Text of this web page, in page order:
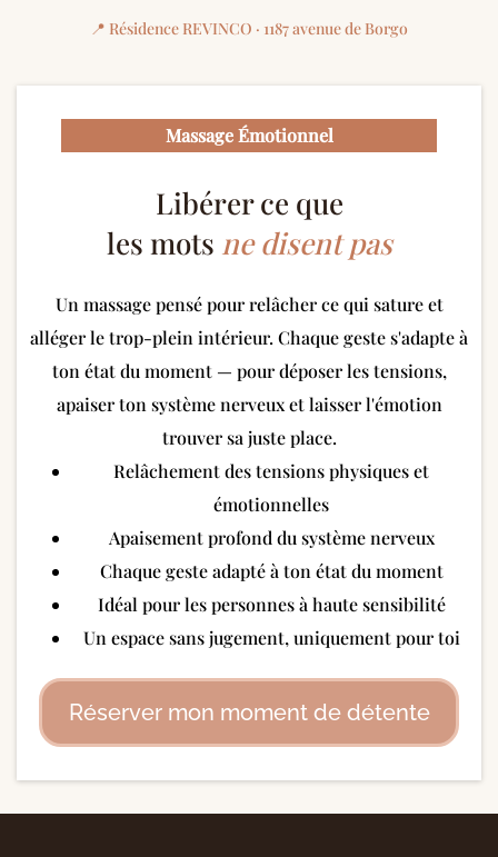
📍 Résidence REVINCO · 1187 avenue de Borgo
Massage Émotionnel
Libérer ce que
les mots ne disent pas
Un massage pensé pour relâcher ce qui sature et
alléger le trop-plein intérieur. Chaque geste s'adapte à
ton état du moment — pour déposer les tensions,
apaiser ton système nerveux et laisser l'émotion
trouver sa juste place.
Relâchement des tensions physiques et
émotionnelles
Apaisement profond du système nerveux
Chaque geste adapté à ton état du moment
Idéal pour les personnes à haute sensibilité
Un espace sans jugement, uniquement pour toi
Réserver mon moment de détente